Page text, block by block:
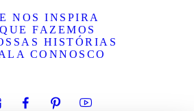
NOS INSPIRA
FAZEMOS
HISTÓRIAS
CONNOSCO